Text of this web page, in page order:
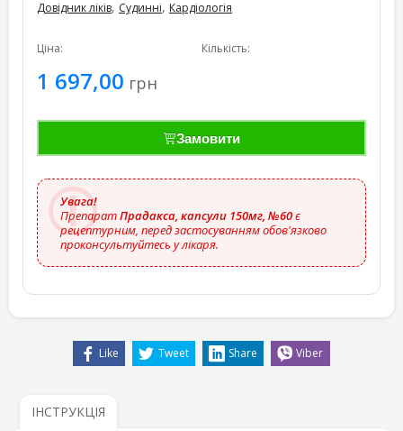
Довідник ліків, Судинні, Кардіологія
Ціна:
1 697,00 грн
Кількість:
Замовити
Увага!
ПрепаратПрадакса, капсули 150мг, №60є
рецептурним, перед застосуванням обов'язково
проконсультуйтесь у лікаря.
Like Tweet Share Viber
ІНСТРУКЦІЯ